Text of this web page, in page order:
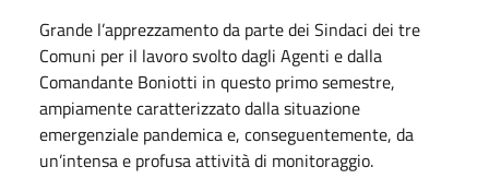
Grande l’apprezzamento da parte dei Sindaci dei tre
Comuni per il lavoro svolto dagli Agenti e dalla
Comandante Boniotti in questo primo semestre,
ampiamente caratterizzato dalla situazione
emergenziale pandemica e, conseguentemente, da
un’intensa e profusa attività di monitoraggio.